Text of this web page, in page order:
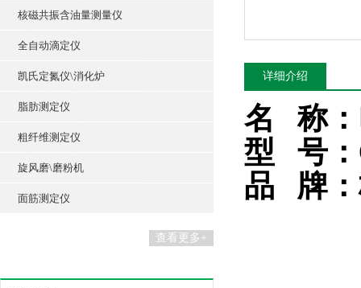
核磁共振含油量测量仪
全自动滴定仪
凯氏定氮仪\消化炉
脂肪测定仪
粗纤维测定仪
旋风磨\磨粉机
面筋测定仪
查看更多+
详细介绍
名 称：
型
号：
品
牌